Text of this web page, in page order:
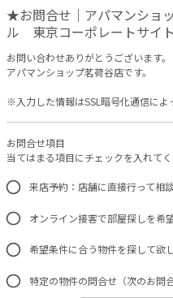
★お問合せ｜アパマンショ
ル 東京コーポレートサイト
お問い合わせありがとうございます。
アパマンショップ茗荷谷店です。
※入力した情報はSSL暗号化通信によ
お問合せ項目
当てはまる項目にチェックを入れてく
来店予約：店舗に直接行って相
オンライン接客で部屋探しを希
希望条件に合う物件を探して欲
特定の物件の問合せ（次のお問